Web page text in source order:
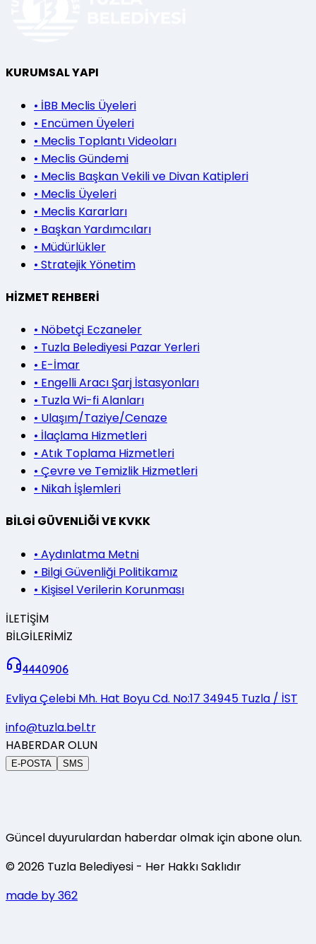
KURUMSAL YAPI
• İBB Meclis Üyeleri
• Encümen Üyeleri
• Meclis Toplantı Videoları
• Meclis Gündemi
• Meclis Başkan Vekili ve Divan Katipleri
• Meclis Üyeleri
• Meclis Kararları
• Başkan Yardımcıları
• Müdürlükler
• Stratejik Yönetim
HİZMET REHBERİ
• Nöbetçi Eczaneler
• Tuzla Belediyesi Pazar Yerleri
• E-İmar
• Engelli Aracı Şarj İstasyonları
• Tuzla Wi-fi Alanları
• Ulaşım/Taziye/Cenaze
• İlaçlama Hizmetleri
• Atık Toplama Hizmetleri
• Çevre ve Temizlik Hizmetleri
• Nikah İşlemleri
BİLGİ GÜVENLİĞİ VE KVKK
• Aydınlatma Metni
• Bilgi Güvenliği Politikamız
• Kişisel Verilerin Korunması
İLETİŞİM
BİLGİLERİMİZ
4440906
Evliya Çelebi Mh. Hat Boyu Cd. No:17 34945 Tuzla / İST
info@tuzla.bel.tr
HABERDAR OLUN
E-POSTA SMS
Güncel duyurulardan haberdar olmak için abone olun.
©2026 Tuzla Belediyesi - Her Hakkı Saklıdır
made by 362